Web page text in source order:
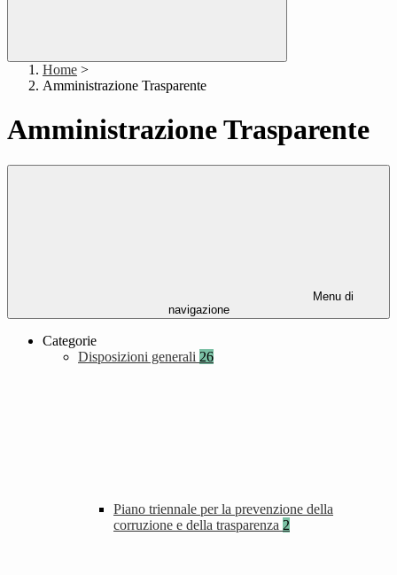
Home >
Amministrazione Trasparente
Amministrazione Trasparente
Menu di
navigazione
Categorie
Disposizioni generali 26
Piano triennale per la prevenzione della
corruzione e della trasparenza 2